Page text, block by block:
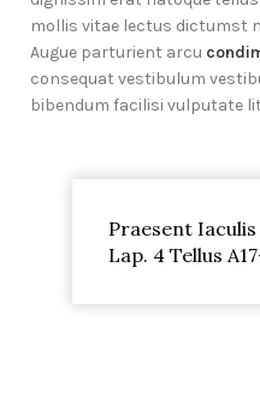
mollis vitae lectus dictumst
Augue parturient arcu
consequat vestibulum
bibendum facilisi vulputate
Praesent Iaculis
Lap. 4 Tellus